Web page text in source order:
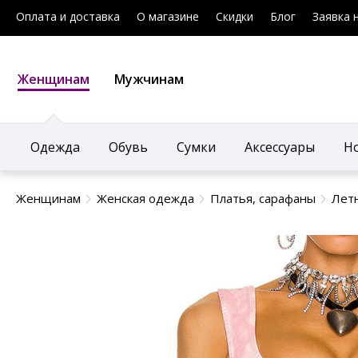
Оплата и доставка О магазине Скидки Блог Заявка
Женщинам
Одежда Обувь Сумки Аксессуары
Мужчинам
Женщинам Женская одежда Платья, сарафаны